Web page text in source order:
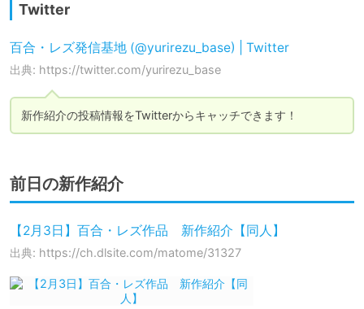
Twitter
百合・レズ発信基地 (@yurirezu_base) | Twitter
出典: https://twitter.com/yurirezu_base
新作紹介の投稿情報をTwitterからキャッチできます！
前日の新作紹介
【2月3日】百合・レズ作品 新作紹介【同人】
出典: https://ch.dlsite.com/matome/31327